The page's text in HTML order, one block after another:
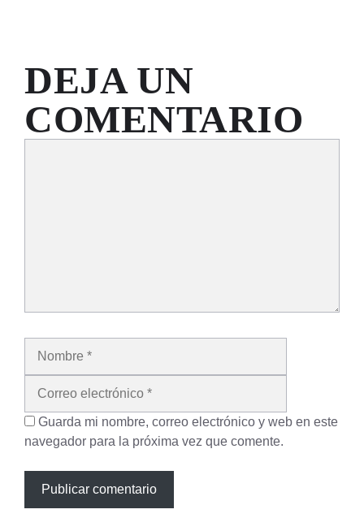
DEJA UN
COMENTARIO
Guarda mi nombre, correo electrónico y web en este
navegador para la próxima vez que comente.